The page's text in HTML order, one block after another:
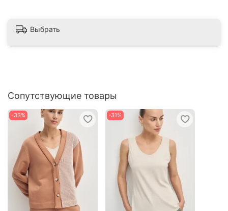
Выбрать
Сопутствующие товары
-33% -31%